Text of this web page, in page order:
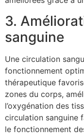
3.
sanguine
Une circulation
fonctionnement
thérapeutique
zones du corps,
l’oxygénation des
circulation sanguine
le fonctionnement